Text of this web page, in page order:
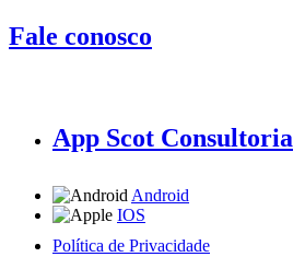
Fale conosco
App Scot Consultoria
Android
IOS
Política de Privacidade